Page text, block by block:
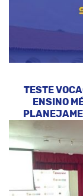
TESTE
ENSINO